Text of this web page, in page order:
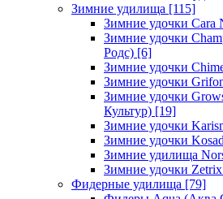
Зимние удилища [115]
Зимние удочки Cara
Зимние удочки
Родс) [6]
Зимние удочки
Зимние удочки
Зимние удочки
Культур) [19]
Зимние удочки
Зимние удочки
Зимние удилища
Зимние удочки
Фидерные удилища [79]